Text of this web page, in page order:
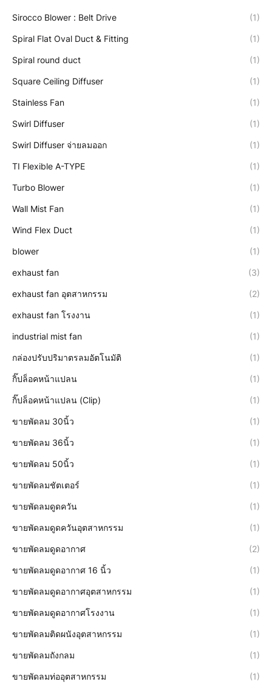
Sirocco Blower : Belt Drive (1)
Spiral Flat Oval Duct & Fitting (1)
Spiral round duct (1)
Square Ceiling Diffuser (1)
Stainless Fan (1)
Swirl Diffuser (1)
Swirl Diffuser จ่ายลมออก (1)
TI Flexible A-TYPE (1)
Turbo Blower (1)
Wall Mist Fan (1)
Wind Flex Duct (1)
blower (1)
exhaust fan (3)
exhaust fan อุตสาหกรรม (2)
exhaust fan โรงงาน (1)
industrial mist fan (1)
กล่องปรับปริมาตรลมอัตโนมัติ (1)
กิ๊ปล็อคหน้าแปลน (1)
กิ๊ปล็อคหน้าแปลน (Clip) (1)
ขายพัดลม 30นิ้ว (1)
ขายพัดลม 36นิ้ว (1)
ขายพัดลม 50นิ้ว (1)
ขายพัดลมชัตเตอร์ (1)
ขายพัดลมดูดควัน (1)
ขายพัดลมดูดควันอุตสาหกรรม (1)
ขายพัดลมดูดอากาศ (2)
ขายพัดลมดูดอากาศ 16 นิ้ว (1)
ขายพัดลมดูดอากาศอุตสาหกรรม (1)
ขายพัดลมดูดอากาศโรงงาน (1)
ขายพัดลมติดผนังอุตสาหกรรม (1)
ขายพัดลมถังกลม (1)
ขายพัดลมท่ออุตสาหกรรม (1)